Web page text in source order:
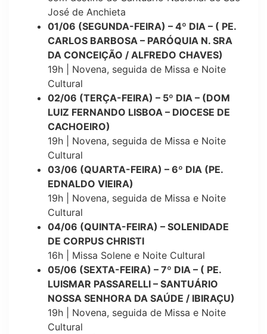
José de Anchieta
01/06 (SEGUNDA-FEIRA) – 4º DIA – ( PE.
CARLOS BARBOSA – PARÓQUIA N. SRA
DA CONCEIÇÃO / ALFREDO CHAVES)
19h | Novena, seguida de Missa e Noite
Cultural
02/06 (TERÇA-FEIRA) – 5º DIA – (DOM
LUIZ FERNANDO LISBOA – DIOCESE DE
CACHOEIRO)
19h | Novena, seguida de Missa e Noite
Cultural
03/06 (QUARTA-FEIRA) – 6º DIA (PE.
EDNALDO VIEIRA)
19h | Novena, seguida de Missa e Noite
Cultural
04/06 (QUINTA-FEIRA) – SOLENIDADE
DE CORPUS CHRISTI
16h | Missa Solene e Noite Cultural
05/06 (SEXTA-FEIRA) – 7º DIA – ( PE.
LUISMAR PASSARELLI – SANTUÁRIO
NOSSA SENHORA DA SAÚDE / IBIRAÇU)
19h | Novena, seguida de Missa e Noite
Cultural